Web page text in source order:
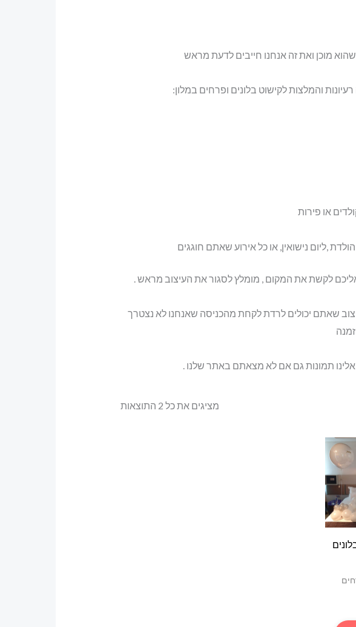
והמלצות לקישוט בלונים ופרחים במלון:
או פירות
,ליום נישואין, או כל אירוע שאתם חוגגים
אליכם לקשת את המקום , מומלץ לסגור את העיצוב מראש .
שאתם יכולים לרדת לקחת מהכניסה שאנחנו לא נצטרך
תמונות גם אם לא מצאתם באתר שלנו .
מציגים את כל ⁦2⁩ התוצאות
ממוין